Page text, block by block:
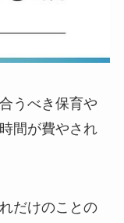
うべき保育や
間が費やされ
だけのことの